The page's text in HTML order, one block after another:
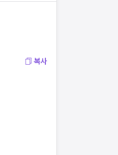
복사